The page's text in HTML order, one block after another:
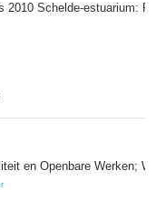
2010 Schelde-estuarium:
en Openbare Werken;